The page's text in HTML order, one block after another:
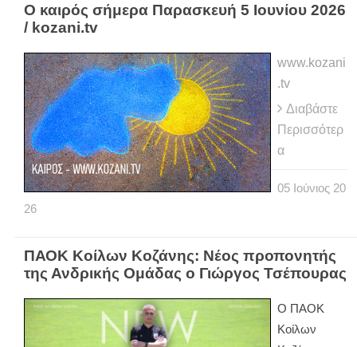
Ο καιρός σήμερα Παρασκευή 5 Ιουνίου 2026
/ kozani.tv
www.kozani
.tv
Διαβάστε
Περισσότερ
α
05 Ιούνιος 20
26
ΠΑΟΚ Κοίλων Κοζάνης: Νέος προπονητής
της Ανδρικής Ομάδας ο Γιώργος Τσέπουρας
Ο ΠΑΟΚ
Κοίλων